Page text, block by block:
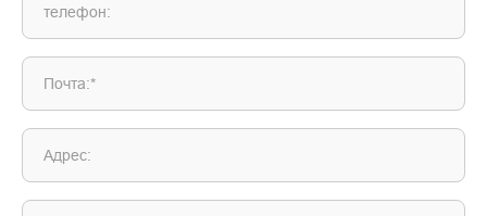
телефон:
Почта:*
Адрес: